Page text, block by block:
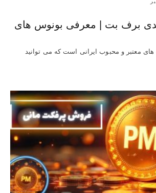
برف بت | معرفی بونوس‌ های
معتبر و محبوب ایرانی است که می توانید